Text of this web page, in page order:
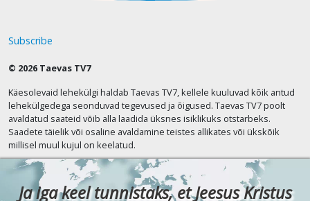
Subscribe
© 2026 Taevas TV7
Käesolevaid lehekülgi haldab Taevas TV7, kellele kuuluvad kõik antud
lehekülgedega seonduvad tegevused ja õigused. Taevas TV7 poolt
avaldatud saateid võib alla laadida üksnes isiklikuks otstarbeks.
Saadete täielik või osaline avaldamine teistes allikates või ükskõik
millisel muul kujul on keelatud.
Ja iga keel tunnistaks, et Jeesus Kristus